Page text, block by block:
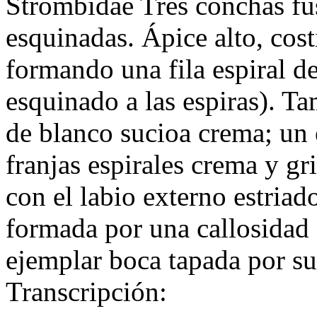
esquinadas. Ápice alto,
formando una fila espiral
esquinado a las espiras).
de blanco sucioa crema;
franjas espirales crema y
con el labio externo
formada por una
ejemplar boca tapada por
Transcripción: